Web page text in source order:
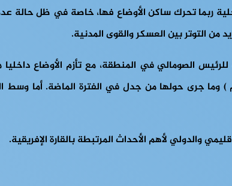
ربما تحرك ساكن الأوضاع فها، خاصة في ظل حالة
من التوتر بين العسكر والقوى المدنية.
الصومالي في المنطقة، مع تأزم الأوضاع
) وما جرى حولها من جدل في الفترة الماضة. أما
والدولي لأهم الأحداث المرتبطة بالقارة الإفريقية.